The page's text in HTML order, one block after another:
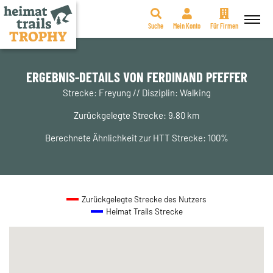
Zum
springen
Suche Mein Konto Für Firmen
ERGEBNIS-DETAILS VON FERDINAND PFEFFER
Strecke: Freyung // Disziplin: Walking
Zurückgelegte Strecke: 9,80 km
Berechnete Ähnlichkeit zur HTT Strecke: 100%
Zurückgelegte Strecke des Nutzers
Heimat Trails Strecke